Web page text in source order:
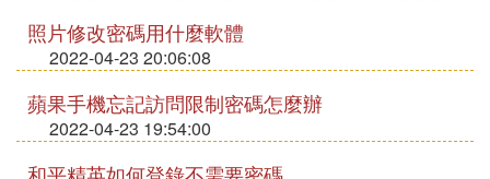
照片修改密碼用什麼軟體
2022-04-23 20:06:08
蘋果手機忘記訪問限制密碼怎麼辦
2022-04-23 19:54:00